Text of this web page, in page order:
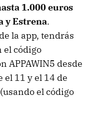
1.000 euros
y Estrena.
la app, tendrás
el código
APPAWIN5 desde
el 11 y el 14 de
el código